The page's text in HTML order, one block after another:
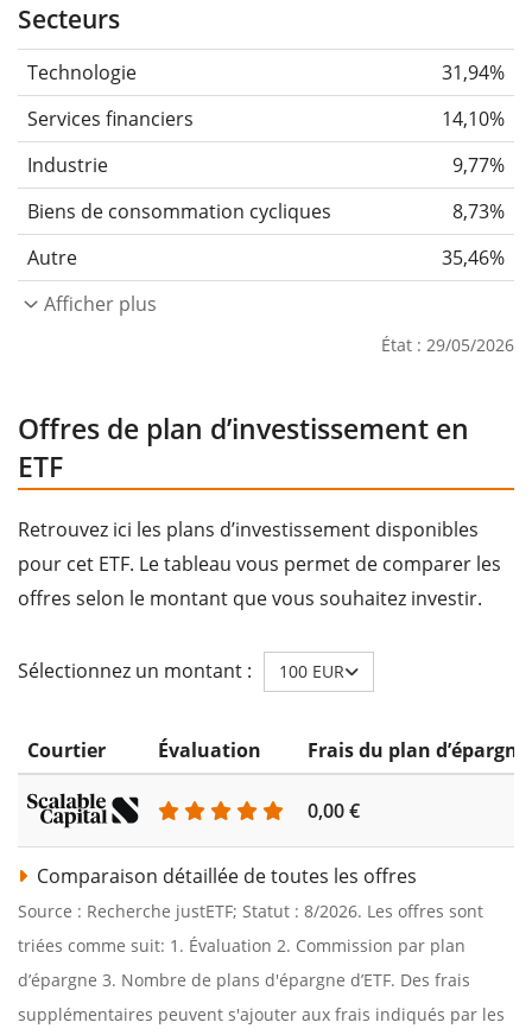
Secteurs
Technologie
31,94%
Services financiers
14,10%
Industrie
9,77%
Biens de consommation cycliques
8,73%
Autre
35,46%
Afficher plus
État : 29/05/2026
Offres de plan d’investissement en
ETF
Retrouvez ici les plans d’investissement disponibles
pour cet ETF. Le tableau vous permet de comparer les
offres selon le montant que vous souhaitez investir.
Sélectionnez un montant : 100 EUR
Courtier Évaluation Frais du plan d’épargne
0,00 €
Comparaison détaillée de toutes les offres
Source : Recherche justETF; Statut : 8/2026. Les offres sont
triées comme suit: 1. Évaluation 2. Commission par plan
d’épargne 3. Nombre de plans d'épargne d’ETF. Des frais
supplémentaires peuvent s'ajouter aux frais indiqués par les